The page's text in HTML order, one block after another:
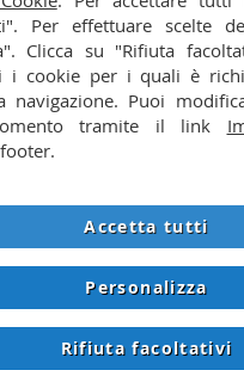
SPEDIZIONI
CONDIZIONI
RECESSO
- P.IVA
- TEL. +39 3930173716 -
Per effettuare scelte
Clicca su "Rifiuta
i cookie per i quali è
navigazione. Puoi
tramite il link
Accetta tutti
Personalizza
Rifiuta facoltativi